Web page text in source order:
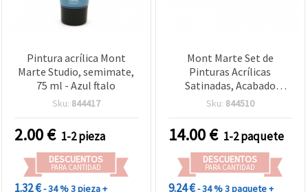
Pintura acrílica Mont
Marte Studio, semimate,
75 ml - Azul ftalo
Sku: 844417
2.00€ 1-2 pieza
DESCUENTOS
PARA CANTIDAD
1.32 €- 34 %3 pieza +
Mont Marte Set de
Pinturas Acrílicas
Satinadas, Acabado
Semimate, 6 Colores, 75
Sku: 844510
14.00€ 1-2 paquete
DESCUENTOS
PARA CANTIDAD
9.24 €- 34 %3 paquete +